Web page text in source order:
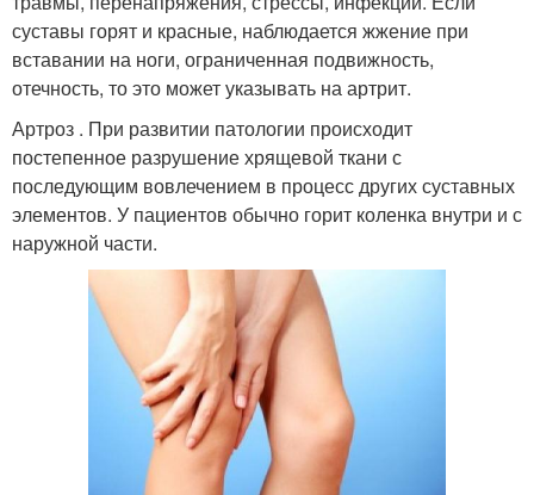
суставы горят и красные, наблюдается жжение при
вставании на ноги, ограниченная подвижность,
отечность, то это может указывать на артрит.
Артроз . При развитии патологии происходит
постепенное разрушение хрящевой ткани с
последующим вовлечением в процесс других суставных
элементов. У пациентов обычно горит коленка внутри и с
наружной части.